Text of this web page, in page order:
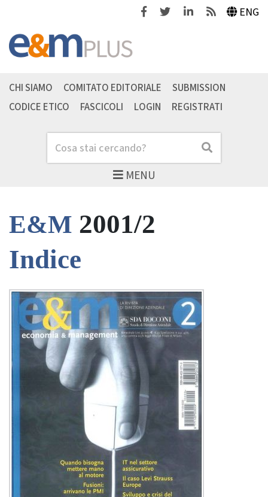
FacebookTwitterLinkedinFeeds ENG
MENU
Cerca Cerca
CHI SIAMO COMITATO EDITORIALE
SUBMISSION
CODICE ETICO
FASCICOLI LOGIN REGISTRATI
E&M 2001/2
Indice